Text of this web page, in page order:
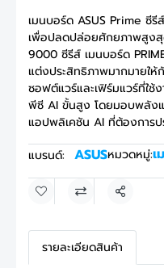
เมนบอร์ด ASUS Prime ซี
เพื่อปลดปล่อยศักยภาพสูงสุ
9000 ซีรีส์ เมนบอร์ด
แต่งประสิทธิภาพมากมายให้
ซอฟต์แวร์และเฟิร์มแวร์ที่ใ
พีซี AI ขั้นสูง โดยมอบพลังแ
แอปพลิเคชัน AI ที่ต้องการ
แบรนด์:
ASUSหมวดหมู่:เ
แชร์
รายละเอียดสินค้า